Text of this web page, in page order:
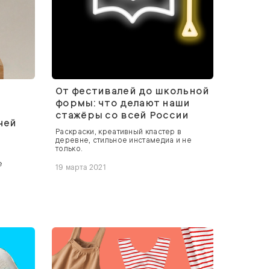
От фестивалей до школьной
формы: что делают наши
стажёры со всей России
Раскраски, креативный кластер в
деревне, стильное инстамедиа и не
только.
19 марта 2021